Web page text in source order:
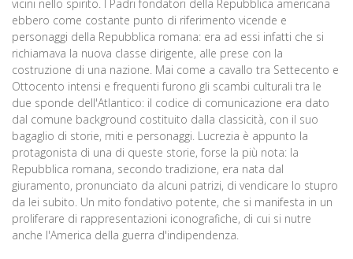
vicini nello spirito. I Padri fondatori della Repubblica americana
ebbero come costante punto di riferimento vicende e
personaggi della Repubblica romana: era ad essi infatti che si
richiamava la nuova classe dirigente, alle prese con la
costruzione di una nazione. Mai come a cavallo tra Settecento e
Ottocento intensi e frequenti furono gli scambi culturali tra le
due sponde dell'Atlantico: il codice di comunicazione era dato
dal comune background costituito dalla classicità, con il suo
bagaglio di storie, miti e personaggi. Lucrezia è appunto la
protagonista di una di queste storie, forse la più nota: la
Repubblica romana, secondo tradizione, era nata dal
giuramento, pronunciato da alcuni patrizi, di vendicare lo stupro
da lei subito. Un mito fondativo potente, che si manifesta in un
proliferare di rappresentazioni iconografiche, di cui si nutre
anche l'America della guerra d'indipendenza.